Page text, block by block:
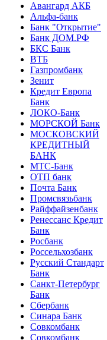
Авангард АКБ
Альфа-банк
Банк "Открытие"
Банк ДОМ.РФ
БКС Банк
ВТБ
Газпромбанк
Зенит
Кредит Европа
Банк
ЛОКО-Банк
МОРСКОЙ Банк
МОСКОВСКИЙ
КРЕДИТНЫЙ
БАНК
МТС-Банк
ОТП банк
Почта Банк
Промсвязьбанк
Райффайзенбанк
Ренессанс Кредит
Банк
Росбанк
Россельхозбанк
Русский Стандарт
Банк
Санкт-Петербург
Банк
Сбербанк
Синара Банк
Совкомбанк
Совкомбанк